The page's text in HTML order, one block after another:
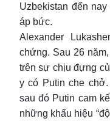
Uzbekistan đến
áp bức.
Alexander
chứng. Sau 26
trên sự chịu đựng
y có Putin che
sau đó Putin cam
những khẩu hiệu